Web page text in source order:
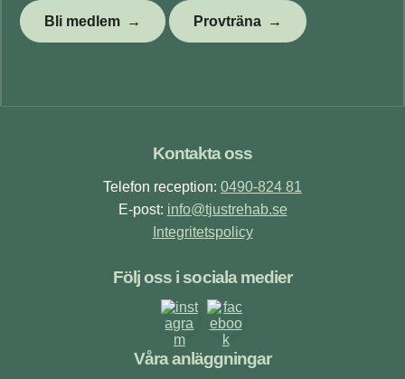
Bli medlem Provträna
Footer
Kontakta oss
Telefon reception: 0490-824 81
E-post: info@tjustrehab.se
Integritetspolicy
Följ oss i sociala medier
Våra anläggningar